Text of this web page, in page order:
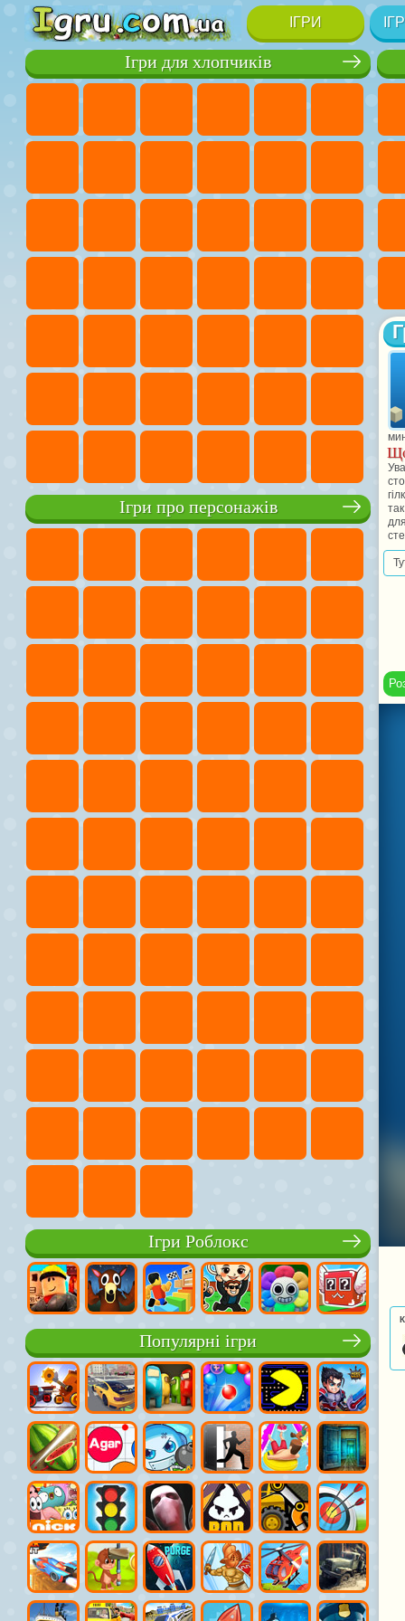
ІГРИ
Ігри для хлопчиків
Ігри про персонажів
Ігри Роблокс
Популярні ігри